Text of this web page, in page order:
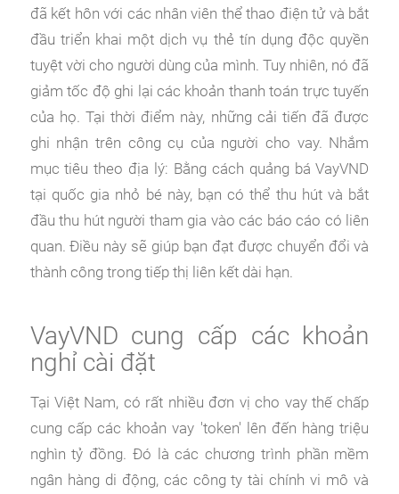
đã kết hôn với các nhân viên thể thao điện tử và bắt
đầu triển khai một dịch vụ thẻ tín dụng độc quyền
tuyệt vời cho người dùng của mình. Tuy nhiên, nó đã
giảm tốc độ ghi lại các khoản thanh toán trực tuyến
của họ. Tại thời điểm này, những cải tiến đã được
ghi nhận trên công cụ của người cho vay. Nhắm
mục tiêu theo địa lý: Bằng cách quảng bá VayVND
tại quốc gia nhỏ bé này, bạn có thể thu hút và bắt
đầu thu hút người tham gia vào các báo cáo có liên
quan. Điều này sẽ giúp bạn đạt được chuyển đổi và
thành công trong tiếp thị liên kết dài hạn.
VayVND cung cấp các khoản
nghỉ cài đặt
Tại Việt Nam, có rất nhiều đơn vị cho vay thế chấp
cung cấp các khoản vay 'token' lên đến hàng triệu
nghìn tỷ đồng. Đó là các chương trình phần mềm
ngân hàng di động, các công ty tài chính vi mô và